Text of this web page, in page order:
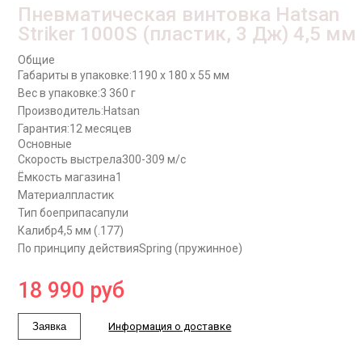
Пневматическая винтовка Hatsan
Striker 1000S (пластик, 3 Дж) 4,5 мм
Общие
Габариты в упаковке:1190 x 180 x 55 мм
Вес в упаковке:3 360 г
Производитель:Hatsan
Гарантия:12 месяцев
Основные
Скорость выстрела300-309 м/с
Ёмкость магазина1
Материалпластик
Тип боеприпасапули
Калибр4,5 мм (.177)
По принципу действияSpring (пружинное)
18 990 руб
Заявка Информация о доставке